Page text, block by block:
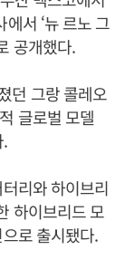
서 ‘뉴 르노 그
공개했다.
던 그랑 콜레오
글로벌 모델
.
리와 하이브리
하이브리드 모
로 출시됐다.